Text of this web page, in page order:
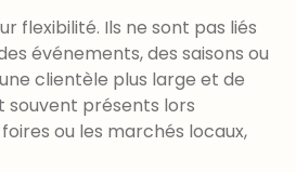
flexibilité. Ils ne sont pas liés
événements, des saisons ou
clientèle plus large et de
souvent présents lors
ou les marchés locaux,